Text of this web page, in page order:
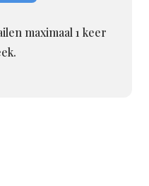
maximaal 1 keer